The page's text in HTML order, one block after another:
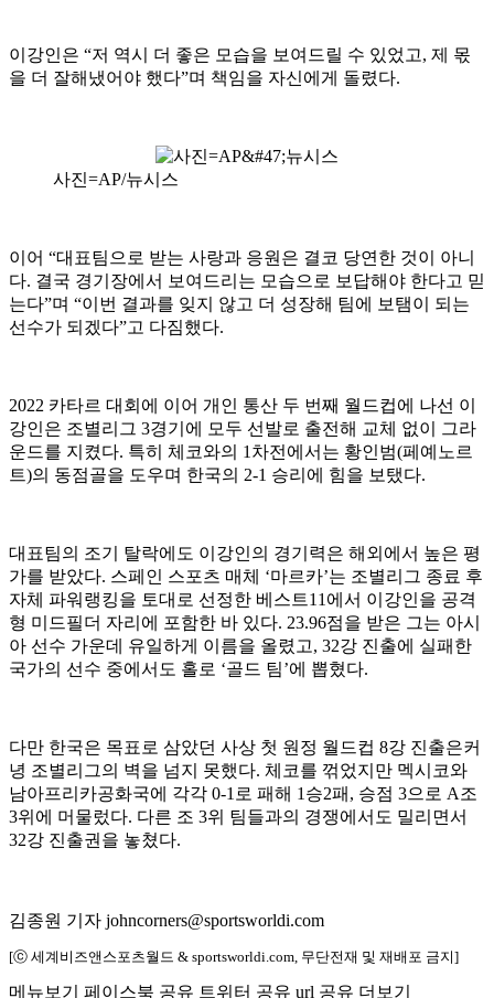
이강인은 “저 역시 더 좋은 모습을 보여드릴 수 있었고, 제 몫
을 더 잘해냈어야 했다”며 책임을 자신에게 돌렸다.
사진=AP/뉴시스
이어 “대표팀으로 받는 사랑과 응원은 결코 당연한 것이 아니
다. 결국 경기장에서 보여드리는 모습으로 보답해야 한다고 믿
는다”며 “이번 결과를 잊지 않고 더 성장해 팀에 보탬이 되는
선수가 되겠다”고 다짐했다.
2022 카타르 대회에 이어 개인 통산 두 번째 월드컵에 나선 이
강인은 조별리그 3경기에 모두 선발로 출전해 교체 없이 그라
운드를 지켰다. 특히 체코와의 1차전에서는 황인범(페예노르
트)의 동점골을 도우며 한국의 2-1 승리에 힘을 보탰다.
대표팀의 조기 탈락에도 이강인의 경기력은 해외에서 높은 평
가를 받았다. 스페인 스포츠 매체 ‘마르카’는 조별리그 종료 후
자체 파워랭킹을 토대로 선정한 베스트11에서 이강인을 공격
형 미드필더 자리에 포함한 바 있다. 23.96점을 받은 그는 아시
아 선수 가운데 유일하게 이름을 올렸고, 32강 진출에 실패한
국가의 선수 중에서도 홀로 ‘골드 팀’에 뽑혔다.
다만 한국은 목표로 삼았던 사상 첫 원정 월드컵 8강 진출은커
녕 조별리그의 벽을 넘지 못했다. 체코를 꺾었지만 멕시코와
남아프리카공화국에 각각 0-1로 패해 1승2패, 승점 3으로 A조
3위에 머물렀다. 다른 조 3위 팀들과의 경쟁에서도 밀리면서
32강 진출권을 놓쳤다.
김종원 기자 johncorners@sportsworldi.com
[ⓒ 세계비즈앤스포츠월드 & sportsworldi.com, 무단전재 및 재배포 금지]
메뉴보기 페이스북 공유 트위터 공유 url 공유 더보기